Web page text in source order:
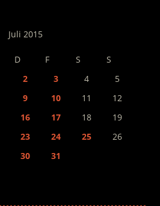
Juli 2015
D F S
S
2 3 4
5
9 10 11
12
16 17 18
19
23 24 25
26
30
31